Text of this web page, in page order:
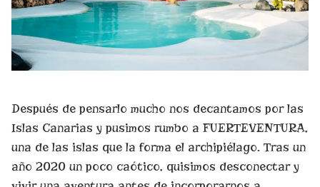
Después de pensarlo mucho nos decantamos por las
Islas Canarias y pusimos rumbo a FUERTEVENTURA,
una de las islas que la forma el archipiélago. Tras un
año 2020 un poco caótico, quisimos desconectar y